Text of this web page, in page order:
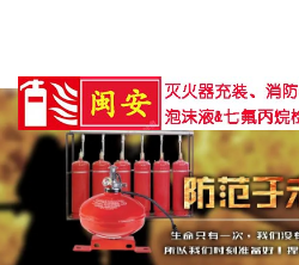
{/pboot:list}